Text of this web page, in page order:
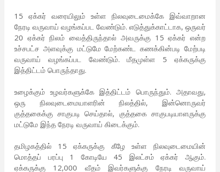
15 ஏக்கர் வரையிலும் உள்ள நிலவுடைமைக்கே இவ்வாறான
நேரடி வருவாய் வழங்கப்பட வேண்டும். எடுத்துக்காட்டாக, ஒருவர்
20 ஏக்கர் நிலம் வைத்திருந்தால் அவருக்கு 15 ஏக்கர் என்ற
உச்சபட்ச அளவுக்கு மட்டுமே மேற்கண்ட கணக்கின்படி மேற்படி
வருவாய் வழங்கப்பட வேண்டும். மீதமுள்ள 5 ஏக்கருக்கு
இத்திட்டம் பொருந்தாது.
உழைக்கும் உழவர்களுக்கே இத்திட்டம் பொருந்தும். அதாவது,
ஒரு நிலவுடைமையாளரின் நிலத்தில், இன்னொருவர்
குத்தகைக்கு சாகுபடி செய்தால், குத்தகை சாகுபடியாளருக்கு
மட்டுமே இந்த நேரடி வருவாய் கிடைக்கும்.
தமிழகத்தில் 15 ஏக்கருக்கு கீழே உள்ள நிலவுடைமையின்
மொத்தப் பரப்பு 1 கோடியே 45 இலட்சம் ஏக்கர் ஆகும்.
ஏக்கருக்கு 12,000 வீதம் இவர்களுக்கு நேரடி வருவாய்